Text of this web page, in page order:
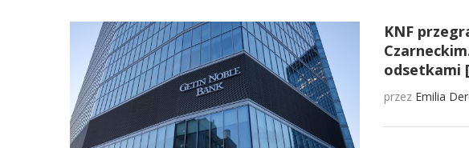
KNF
odsetkami
przez Emilia